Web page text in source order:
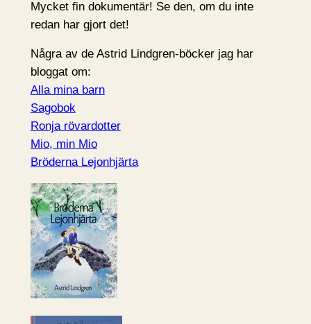
Mycket fin dokumentär! Se den, om du inte
redan har gjort det!
Några av de Astrid Lindgren-böcker jag har
bloggat om:
Alla mina barn
Sagobok
Ronja rövardotter
Mio, min Mio
Bröderna Lejonhjärta